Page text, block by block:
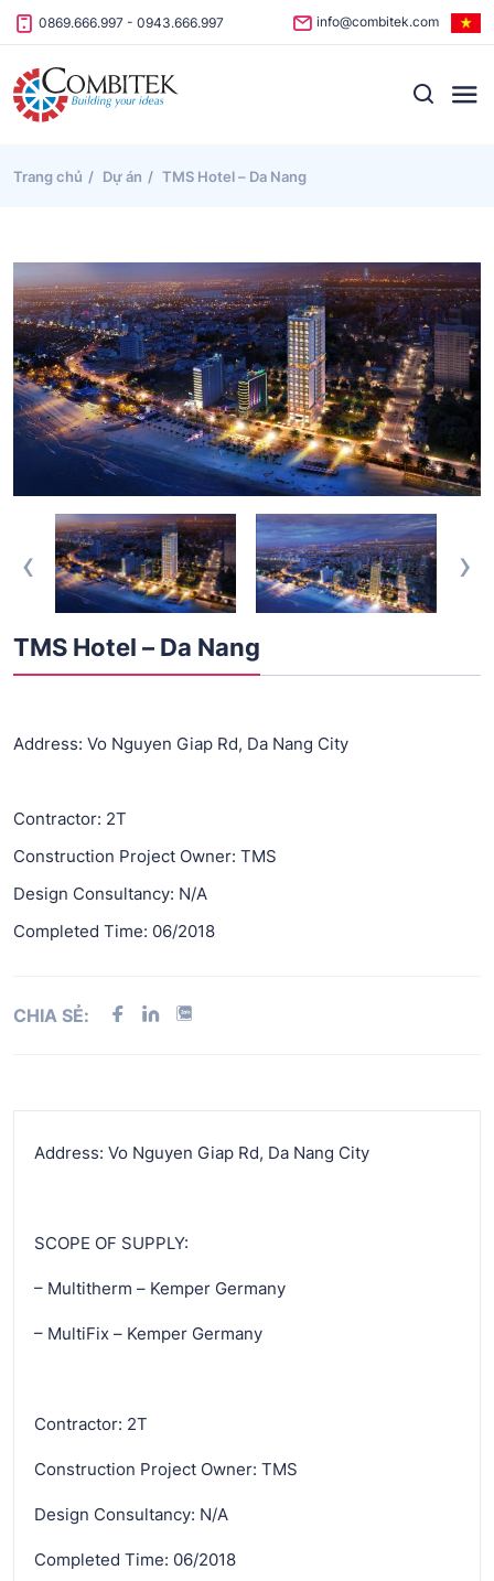
Skip to content
0869.666.997 - 0943.666.997 info@combitek.com
Trang chủ Dự án TMS Hotel – Da Nang
‹ ›
TMS Hotel – Da Nang
Address: Vo Nguyen Giap Rd, Da Nang City
Contractor: 2T
Construction Project Owner: TMS
Design Consultancy: N/A
Completed Time: 06/2018
CHIA SẺ:
Address: Vo Nguyen Giap Rd, Da Nang City
SCOPE OF SUPPLY:
– Multitherm – Kemper Germany
– MultiFix – Kemper Germany
Contractor: 2T
Construction Project Owner: TMS
Design Consultancy: N/A
Completed Time: 06/2018